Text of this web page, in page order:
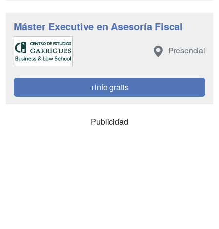
Máster Executive en Asesoría Fiscal
Presencial
+info gratis
Publicidad